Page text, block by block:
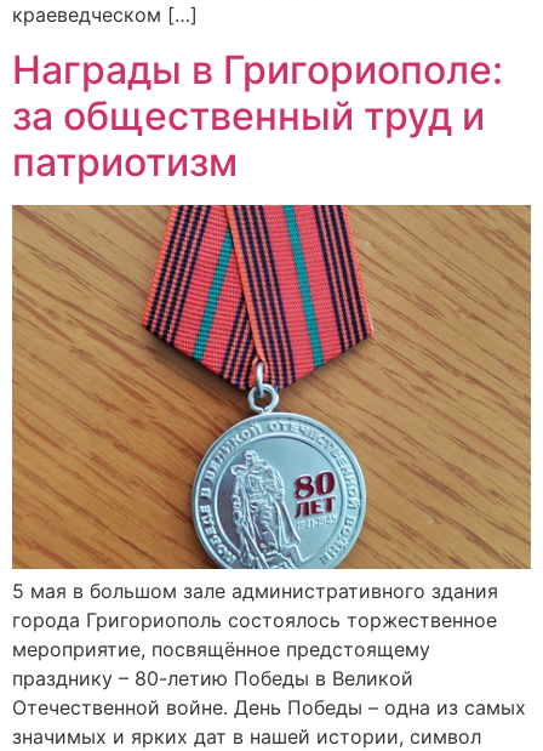
краеведческом […]
Награды в Григориополе:
за общественный труд и
патриотизм
5 мая в большом зале административного здания
города Григориополь состоялось торжественное
мероприятие, посвящённое предстоящему
празднику – 80-летию Победы в Великой
Отечественной войне. День Победы – одна из самых
значимых и ярких дат в нашей истории, символ